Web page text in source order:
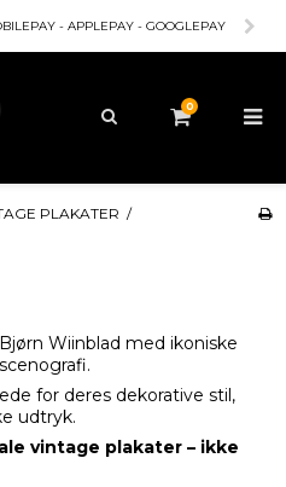
- APPLEPAY - GOOGLEPAY
0
PLAKATER /
Wiinblad med ikoniske
for deres dekorative stil,
udtryk.
vintage plakater – ikke